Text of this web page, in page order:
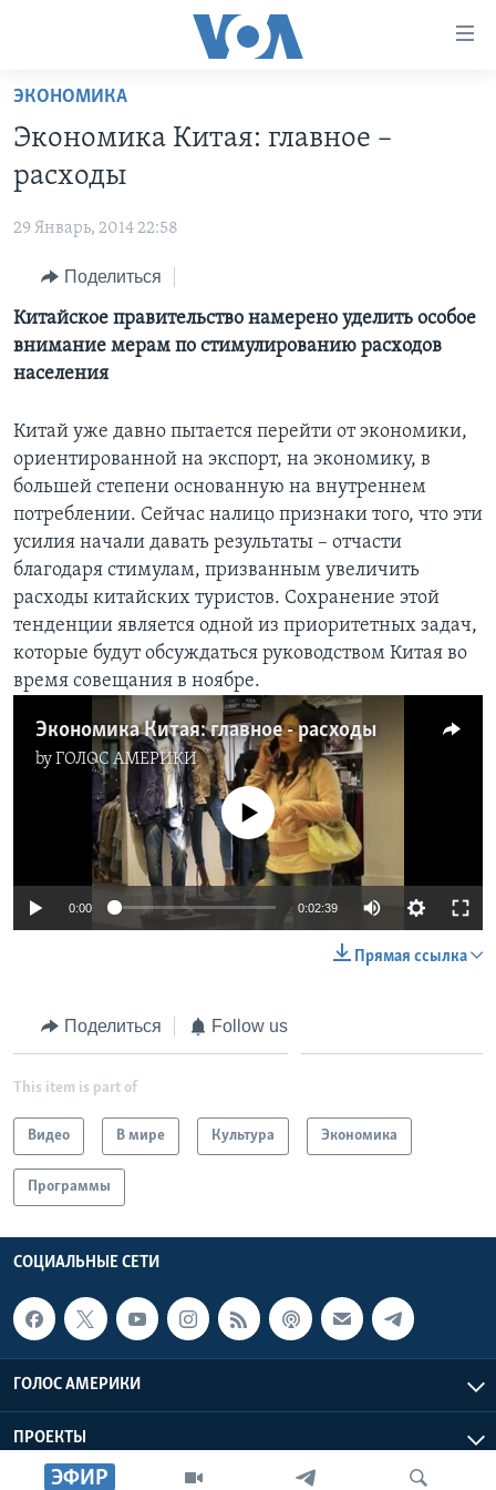
Перейти
основной
контент
Перейти
навигации
Перейти
поиск
НОВОСТИ ЗА МИНУТУ
ИТОГИ
ПОЧЕМУ ЭТО ВАЖНО?
ДИСКУССИЯ VOA
НЬЮ-ЙОРК NEW YORK
АМЕРИКА. БОЛЬШОЕ ПУТЕШЕСТВИЕ
ПРОЕКТЫ
УЧИМ АНГЛИЙСКИЙ
НАША АМЕРИКАНСКАЯ ИСТОРИЯ
А КАК В АМЕРИКЕ?
ТЕСТЫ
ЭКСПЕРТИЗА
ИНТЕРВЬЮ
ФАКТЫ ПРОТИВ ФЕЙКОВ
ЗА СВОБОДУ ПРЕССЫ
ВИДЕО
ПОДПИСКА НА НОВОСТИ
Learning English
СОЦИАЛЬНЫЕ СЕТИ
Языки
ЭФИР
ЭКОНОМИКА
Экономика Китая: главное –
расходы
29 Январь, 2014 22:58
Поделиться
Китайское правительство намерено уделить особое
внимание мерам по стимулированию расходов
населения
Китай уже давно пытается перейти от экономики,
ориентированной на экспорт, на экономику, в
большей степени основанную на внутреннем
потреблении. Сейчас налицо признаки того, что эти
усилия начали давать результаты – отчасти
благодаря стимулам, призванным увеличить
расходы китайских туристов. Сохранение этой
тенденции является одной из приоритетных задач,
которые будут обсуждаться руководством Китая во
время совещания в ноябре.
Экономика Китая: главное - расходы
byГОЛОС АМЕРИКИ
No media source currently available
0:00 0:02:39
Прямая ссылка
Поделиться Follow us
This item is part of
Видео В мире Культура Экономика
Программы
СОЦИАЛЬНЫЕ СЕТИ
ГОЛОС АМЕРИКИ
ПРОЕКТЫ